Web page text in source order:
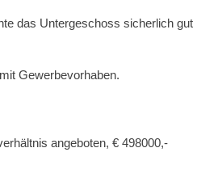
das Untergeschoss sicherlich gut
Gewerbevorhaben.
angeboten, € 498000,-